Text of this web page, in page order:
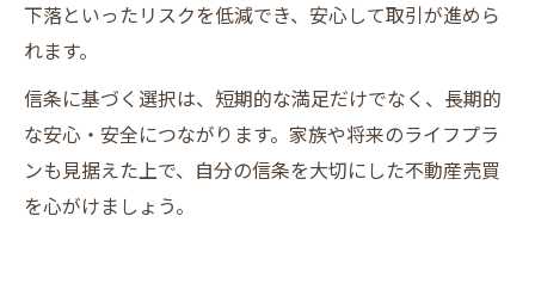
下落といったリスクを低減でき、安心して取引が進めら
れます。
信条に基づく選択は、短期的な満足だけでなく、長期的
な安心・安全につながります。家族や将来のライフプラ
ンも見据えた上で、自分の信条を大切にした不動産売買
を心がけましょう。